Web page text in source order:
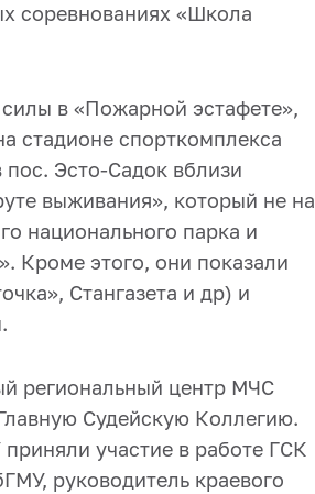
соревнованиях «Школа
в «Пожарной эстафете»,
стадионе спорткомплекса
Эсто-Садок вблизи
выживания», который не на
национального парка и
Кроме этого, они показали
Стангазета и др) и
региональный центр МЧС
Судейскую Коллегию.
участие в работе ГСК
руководитель краевого